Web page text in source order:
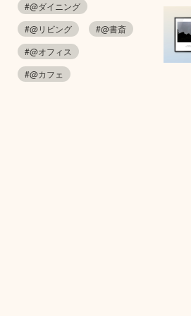
#@ダイニング
#@リビング
#@書斎
#@オフィス
#@カフェ